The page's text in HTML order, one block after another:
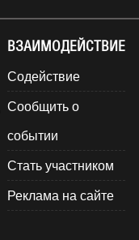
ВЗАИМОДЕЙСТВИЕ
Содействие
Сообщить о
событии
Стать участником
Реклама на сайте